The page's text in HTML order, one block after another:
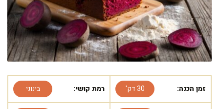
זמן הכנה: 30 דק' רמת קושי: בינוני